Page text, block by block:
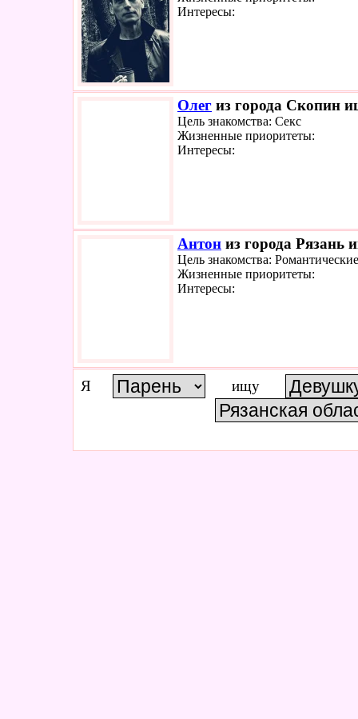
Интересы:
Олег из города Скопин
Цель знакомства: Секс
Жизненные приоритеты:
Интересы:
Антон из города Рязань
Цель знакомства:
Жизненные приоритеты:
Интересы:
Я ищу